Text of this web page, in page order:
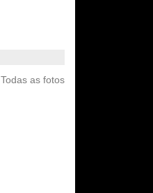
Todas as fotos